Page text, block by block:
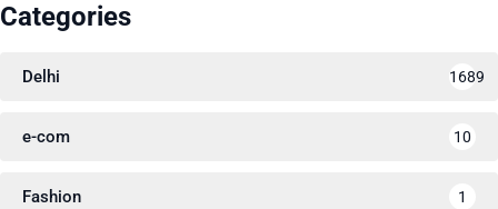
Categories
Delhi 1689
e-com 10
Fashion 1